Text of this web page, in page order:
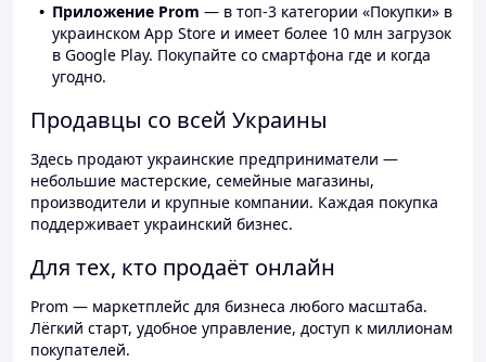
Приложение Prom — в топ-3 категории «Покупки» в
украинском App Store и имеет более 10 млн загрузок
в Google Play. Покупайте со смартфона где и когда
угодно.
Продавцы со всей Украины
Здесь продают украинские предприниматели —
небольшие мастерские, семейные магазины,
производители и крупные компании. Каждая покупка
поддерживает украинский бизнес.
Для тех, кто продаёт онлайн
Prom — маркетплейс для бизнеса любого масштаба.
Лёгкий старт, удобное управление, доступ к миллионам
покупателей.